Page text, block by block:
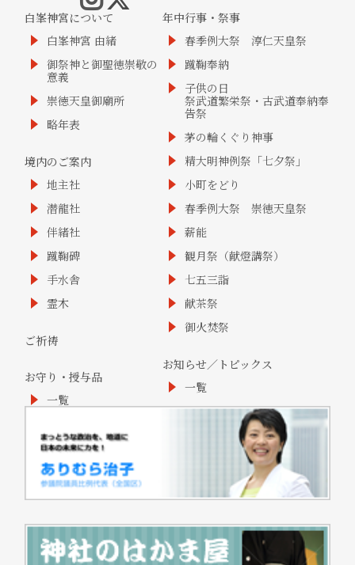
白峯神宮について
白峯神宮 由緒
御祭神と御聖徳崇敬の
意義
崇徳天皇御廟所
略年表
境内のご案内
地主社
潜龍社
伴緒社
蹴鞠碑
手水舎
霊木
ご祈祷
お守り・授与品
一覧
年中行事・祭事
春季例大祭 淳仁天皇祭
蹴鞠奉納
子供の日
祭武道繁栄祭・古武道奉納奉
告祭
茅の輪くぐり神事
精大明神例祭「七夕祭」
小町をどり
春季例大祭 崇徳天皇祭
薪能
観月祭（献燈講祭）
七五三詣
献茶祭
御火焚祭
お知らせ／トピックス
一覧